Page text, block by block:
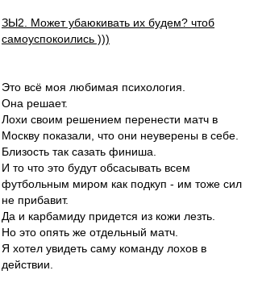
ЗЫ2. Может убаюкивать их будем? чтоб
самоуспокоились )))
Это всё моя любимая психология.
Она решает.
Лохи своим решением перенести матч в
Москву показали, что они неуверены в себе.
Близость так сазать финиша.
И то что это будут обсасывать всем
футбольным миром как подкуп - им тоже сил
не прибавит.
Да и карбамиду придется из кожи лезть.
Но это опять же отдельный матч.
Я хотел увидеть саму команду лохов в
действии.